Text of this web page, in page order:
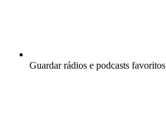
Guardar rádios e podcasts favoritos